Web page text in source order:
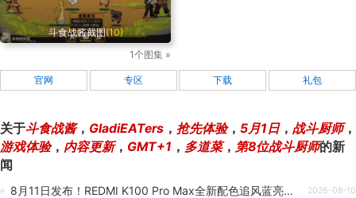
斗食战酱截图(10)
1个图集 »
官网 专区 下载 礼包
关于斗食战酱， GladiEATers ， 抢先体验， 5月1日， 战斗厨师，
游戏体验， 内容更新， GMT+1 ， 多道菜， 第8位战斗厨师的新
闻
8月11日发布！REDMI K100 Pro Max全新配色追风蓝亮相 一眼清爽 2026-08-10